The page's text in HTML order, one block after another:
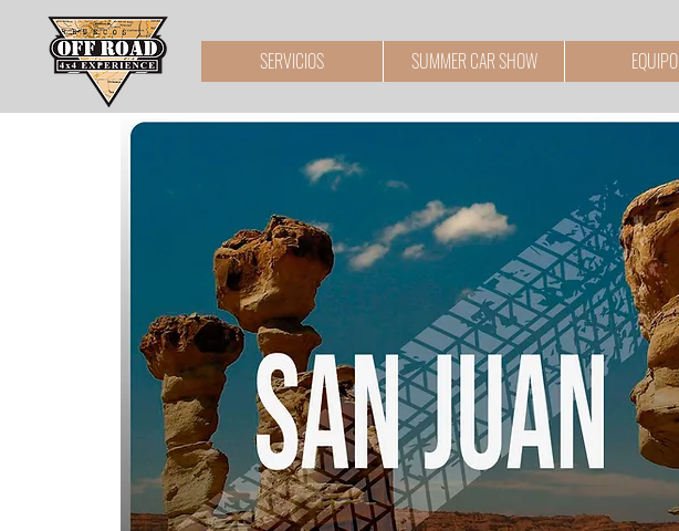
SERVICIOS SUMMER CAR SHOW EQUIPO